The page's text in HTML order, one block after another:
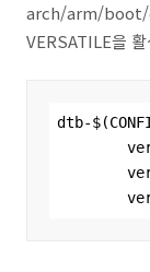
arch/arm/boot/
VERSATILE을
dtb-